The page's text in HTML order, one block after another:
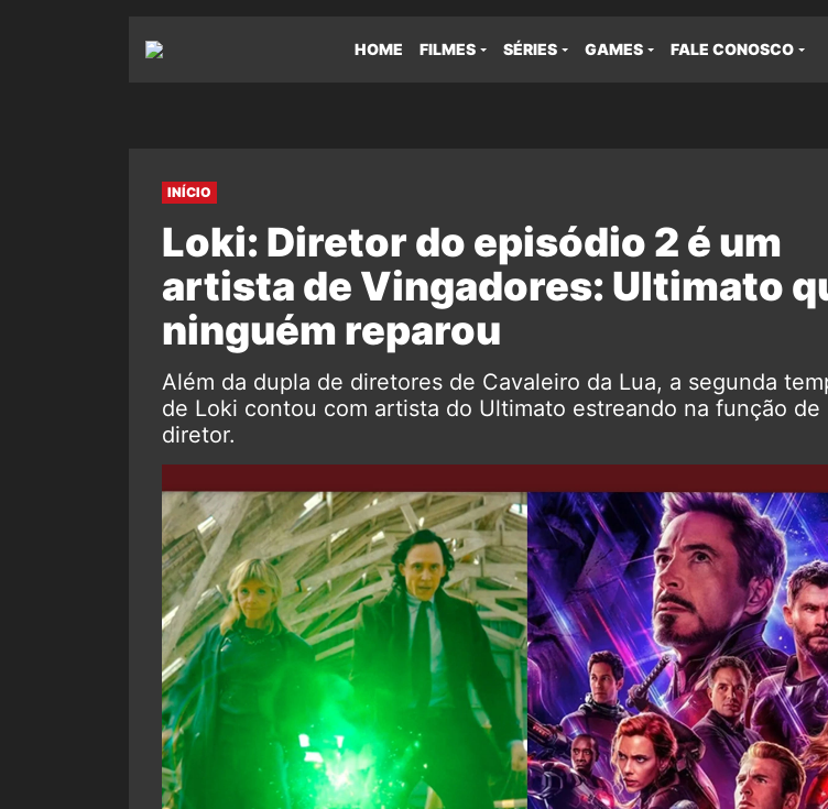
HOME FILMES SÉRIES GAMES FALE CONOSCO
INÍCIO
Loki: Diretor do episódio 2 é um
artista de Vingadores: Ultimato
ninguém reparou
Além da dupla de diretores de Cavaleiro da Lua, a segunda
de Loki contou com artista do Ultimato estreando na função de
diretor.